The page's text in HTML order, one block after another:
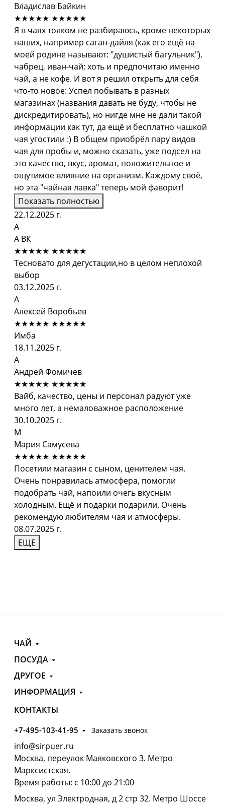
Владислав Байкин
★★★★★ ★★★★★
Я в чаях толком не разбираюсь, кроме некоторых
наших, например саган-дайля (как его ещё на
моей родине называют: "душистый багульник"),
чабрец, иван-чай; хоть и предпочитаю именно
чай, а не кофе. И вот я решил открыть для себя
что-то новое: Успел побывать в разных
магазинах (названия давать не буду, чтобы не
дискредитировать), но нигде мне не дали такой
информации как тут, да ещё и бесплатно чашкой
чая угостили :) В общем приобрёл пару видов
чая для пробы и, можно сказать, уже подсел на
это качество, вкус, аромат, положительное и
ощутимое влияние на организм. Каждому своё,
но эта "чайная лавка" теперь мой фаворит!
Показать полностью
22.12.2025 г.
А
А ВК
★★★★★ ★★★★★
Тесновато для дегустации,но в целом неплохой
выбор
03.12.2025 г.
А
Алексей Воробьев
★★★★★ ★★★★★
Имба
18.11.2025 г.
А
Андрей Фомичев
★★★★★ ★★★★★
Вайб, качество, цены и персонал радуют уже
много лет, а немаловажное расположение
30.10.2025 г.
М
Мария Самусева
★★★★★ ★★★★★
Посетили магазин с сыном, ценителем чая.
Очень понравилась атмосфера, помогли
подобрать чай, напоили очегь вкусным
холодным. Ещё и подарки подарили. Очень
рекомендую любителям чая и атмосферы.
08.07.2025 г.
ЕЩЕ
ЧАЙ
ПОСУДА
ДРУГОЕ
ИНФОРМАЦИЯ
КОНТАКТЫ
+7-495-103-41-95 Заказать звонок
info@sirpuer.ru
Москва, переулок Маяковского 3. Метро
Марксистская.
Время работы: с 10:00 до 21:00
Москва, ул Электродная, д 2 стр 32. Метро Шоссе